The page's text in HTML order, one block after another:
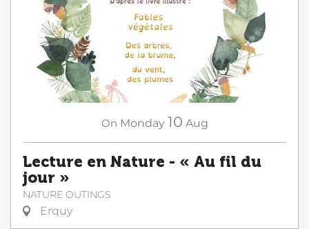
On Monday 10 Aug
Lecture en Nature - « Au fil du
jour »
NATURE OUTINGS
Erquy